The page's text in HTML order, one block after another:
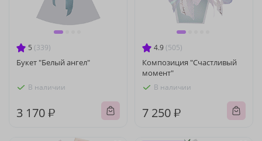
5 (339)
Букет "Белый ангел"
В наличии
3 170 ₽
4.9 (505)
Композиция "Счастливый
момент"
В наличии
7 250 ₽